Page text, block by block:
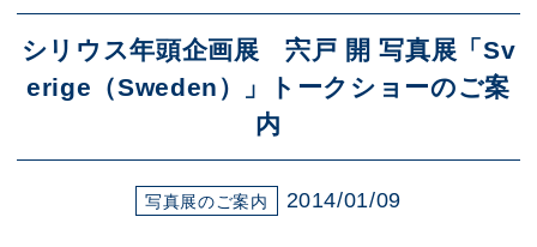
シリウス年頭企画展 宍戸 開 写真展「Sv
erige（Sweden）」トークショーのご案
内
写真展のご案内 2014/01/09
アクセス
展示のお申し込み